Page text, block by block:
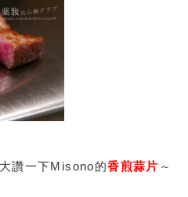
讚一下Misono的香煎蒜片 ～